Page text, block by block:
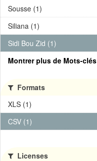
Sousse (1)
Siliana (1)
Sidi Bou Zid (1)
Montrer plus de Mots-clés
Formats
XLS (1)
CSV (1)
Licenses